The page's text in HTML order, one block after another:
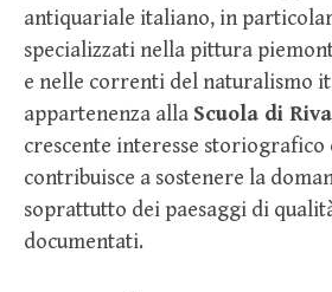
antiquariale italiano, in
specializzati nella pittura
e nelle correnti del naturalismo
appartenenza alla Scuola di
crescente interesse
contribuisce a sostenere la
soprattutto dei paesaggi di
documentati.